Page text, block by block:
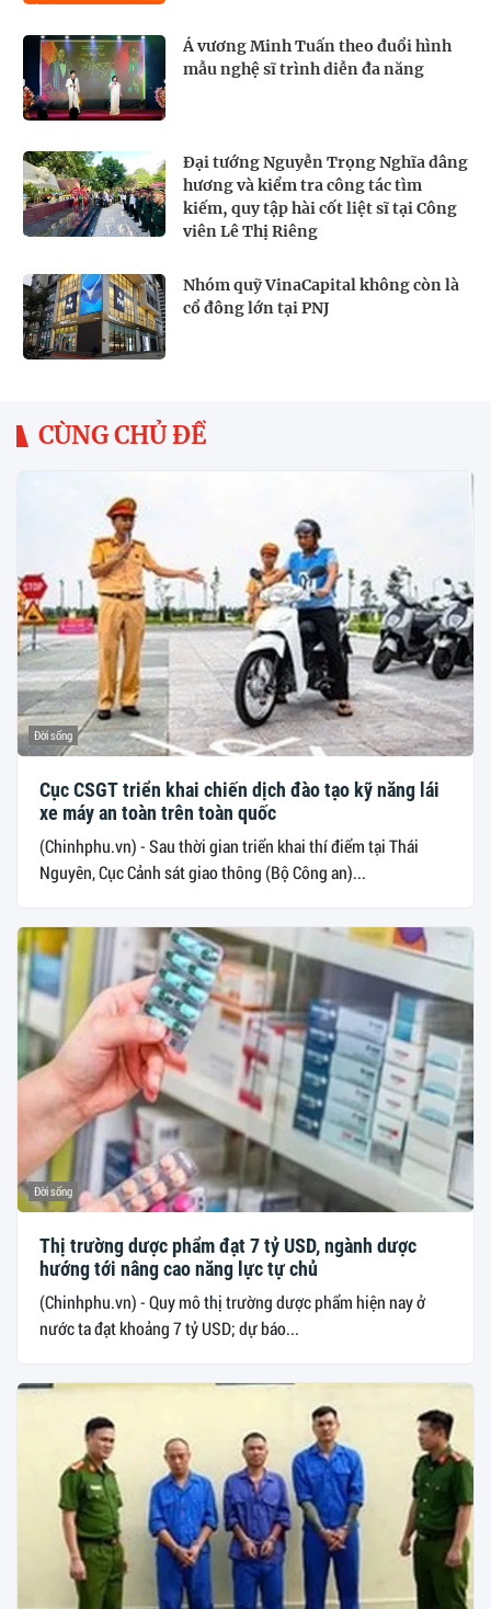
Á vương Minh Tuấn theo đuổi hình
mẫu nghệ sĩ trình diễn đa năng
Đại tướng Nguyễn Trọng Nghĩa dâng
hương và kiểm tra công tác tìm
kiếm, quy tập hài cốt liệt sĩ tại Công
viên Lê Thị Riêng
Nhóm quỹ VinaCapital không còn là
cổ đông lớn tại PNJ
CÙNG CHỦ ĐỀ
Đời sống
Cục CSGT triển khai chiến dịch đào tạo kỹ năng lái
xe máy an toàn trên toàn quốc
(Chinhphu.vn) - Sau thời gian triển khai thí điểm tại Thái
Nguyên, Cục Cảnh sát giao thông (Bộ Công an)...
Đời sống
Thị trường dược phẩm đạt 7 tỷ USD, ngành dược
hướng tới nâng cao năng lực tự chủ
(Chinhphu.vn) - Quy mô thị trường dược phẩm hiện nay ở
nước ta đạt khoảng 7 tỷ USD; dự báo...